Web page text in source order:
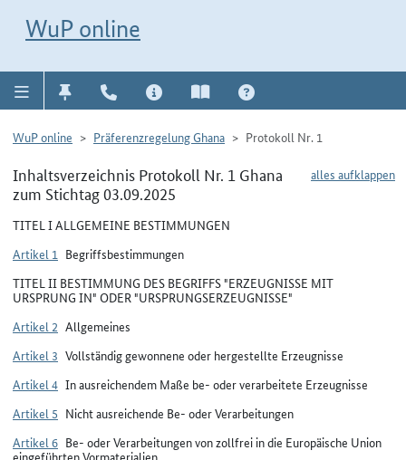
WuP online
WuP online Präferenzregelung Ghana Protokoll Nr. 1
alles aufklappen
Inhaltsverzeichnis Protokoll Nr. 1 Ghana
zum Stichtag 03.09.2025
TITEL I ALLGEMEINE BESTIMMUNGEN
Artikel 1 Begriffsbestimmungen
TITEL II BESTIMMUNG DES BEGRIFFS "ERZEUGNISSE MIT
URSPRUNG IN" ODER "URSPRUNGSERZEUGNISSE"
Artikel 2 Allgemeines
Artikel 3 Vollständig gewonnene oder hergestellte Erzeugnisse
Artikel 4 In ausreichendem Maße be- oder verarbeitete Erzeugnisse
Artikel 5 Nicht ausreichende Be- oder Verarbeitungen
Artikel 6 Be- oder Verarbeitungen von zollfrei in die Europäische Union
eingeführten Vormaterialien